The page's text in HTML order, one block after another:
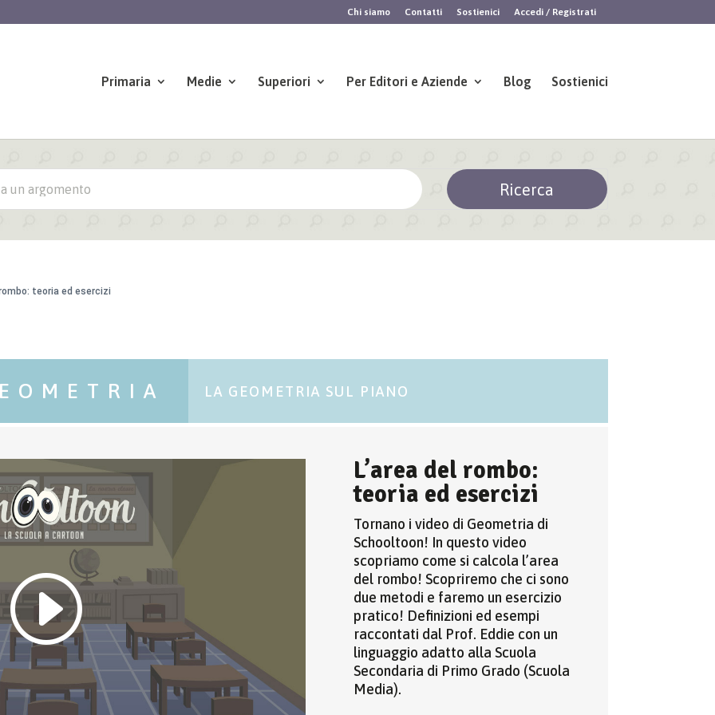
Chi siamo Contatti Sostienici Accedi / Registrati
Primaria Medie Superiori Per Editori e Aziende Blog Sostienici
rombo: teoria ed esercizi
LA GEOMETRIA SUL PIANO
L’area del rombo:
teoria ed esercizi
Tornano i video di Geometria di
Schooltoon! In questo video
scopriamo come si calcola l’area
del rombo! Scopriremo che ci sono
due metodi e faremo un esercizio
pratico! Definizioni ed esempi
raccontati dal Prof. Eddie con un
linguaggio adatto alla Scuola
Secondaria di Primo Grado (Scuola
Media).